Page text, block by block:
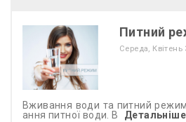
Питний
Середа, Квітень
Вживання води та питний
ання питної води. В